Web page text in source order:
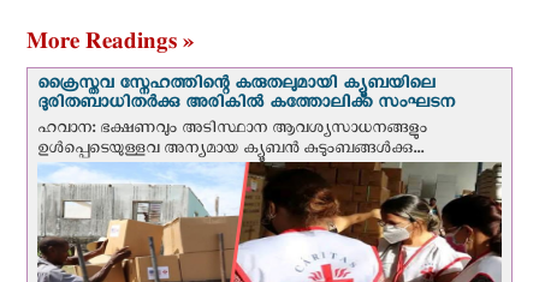
More Readings »
ക്രൈസ്തവ സ്നേഹത്തിന്റെ കരുതലുമായി ക്യൂബയിലെ
ദുരിതബാധിതർക്കു അരികിൽ കത്തോലിക്ക സംഘടന
ഹവാന: ഭക്ഷണവും അടിസ്ഥാന ആവശ്യസാധനങ്ങളും
ഉള്‍പ്പെടെയുള്ളവ അന്യമായ ക്യൂബൻ കുടുംബങ്ങൾക്കു...